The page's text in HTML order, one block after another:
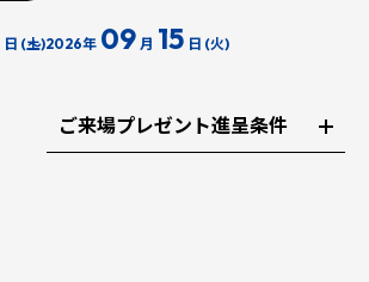
日 (土)2026年 09 月 15 日 (火)
ご来場プレゼント進呈条件